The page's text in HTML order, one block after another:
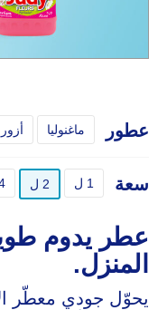
عطور ماغنوليا أزور
سعة 1 ل 2 ل 4
عطر يدوم
المنزل.
يحوّل جودي معطّر